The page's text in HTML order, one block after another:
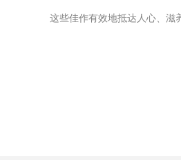
这些佳作有效地抵达人心、滋